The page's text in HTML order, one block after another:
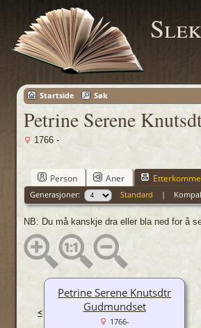
Startside Søk
Petrine Serene
1766 -
Person Aner
Generasjoner: Standard |
NB: Du må kanskje dra eller bla ned for å
<
Petrine Serene Knutsdtr
Gudmundset
1766-